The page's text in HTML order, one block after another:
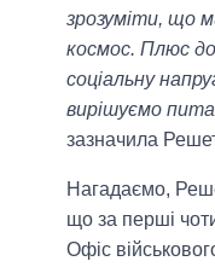
зрозуміти, що
космос. Плюс
соціальну
вирішуємо
зазначила
Нагадаємо,
що за перші
Офіс